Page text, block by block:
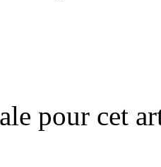
pour cet